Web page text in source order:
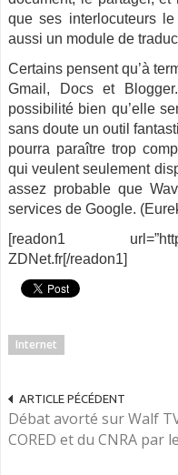
que ses interlocuteurs
aussi un module de
Certains pensent qu’à
Gmail, Docs et
possibilité bien qu’elle
sans doute un outil
pourra paraître trop
qui veulent seulement
assez probable que
services de Google.
[readon1
ZDNet.fr[/readon1]
Internet
ARTICLE PÉCÉDENT
Débat avorté sur Walf
CORED et du CNRA par